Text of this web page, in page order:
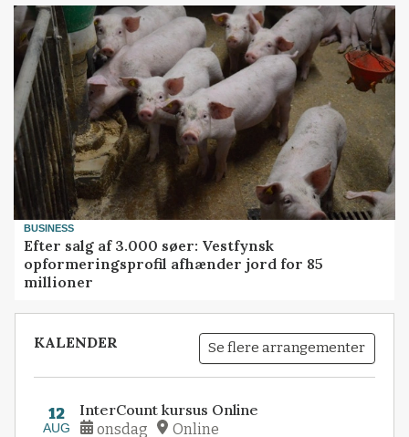
BUSINESS
Efter salg af 3.000 søer: Vestfynsk
opformeringsprofil afhænder jord for 85
millioner
KALENDER Se flere arrangementer
12
AUG
InterCount kursus Online
onsdag Online